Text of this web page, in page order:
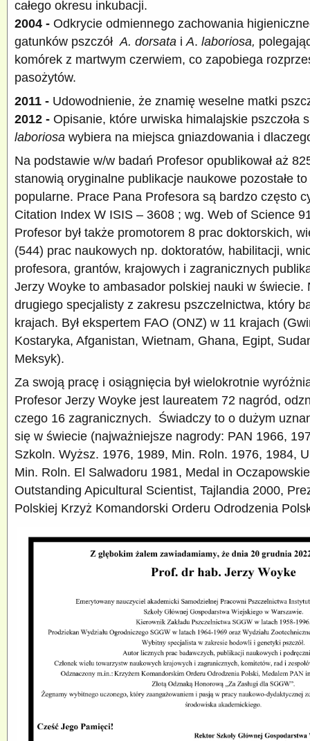
całego okresu inkubacji.
2004 - Odkrycie odmiennego zachowania
gatunków pszczółA. dorsata iA. laboriosa,
komórek z martwym czerwiem, co zapobiega
pasożytów.
2011 - Udowodnienie, że znamię weselne matki
2012 - Opisanie, które urwiska himalajskie pszczoła
laboriosa wybiera na miejsca gniazdowania i
Na podstawie w/w badań Profesor opublikował aż
stanowią oryginalne publikacje naukowe pozostałe
popularne. Prace Pana Profesora są bardzo często
Citation Index W ISIS – 3608 ; wg. Web of Science
Profesor był także promotorem 8 prac doktorskich,
(544) prac naukowych np. doktoratów, habilitacji,
profesora, grantów, krajowych i zagranicznych
Jerzy Woyke to ambasador polskiej nauki w świecie.
drugiego specjalisty z zakresu pszczelnictwa, który
krajach. Był ekspertem FAO (ONZ) w 11 krajach
Kostaryka, Afganistan, Wietnam, Ghana, Egipt,
Meksyk).
Za swoją pracę i osiągnięcia był wielokrotnie
Profesor Jerzy Woyke jest laureatem 72 nagród,
czego 16 zagranicznych. Świadczy to o dużym
się w świecie (najważniejsze nagrody: PAN 1966,
Szkoln. Wyższ. 1976, 1989, Min. Roln. 1976, 1984,
Min. Roln. El Salwadoru 1981, Medal in
Outstanding Apicultural Scientist, Tajlandia 2000,
Polskiej Krzyż Komandorski Orderu Odrodzenia